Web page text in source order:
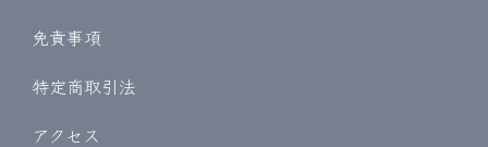
免責事項
特定商取引法
アクセス